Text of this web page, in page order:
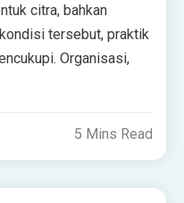
citra, bahkan
tersebut, praktik
Organisasi,
5 Mins Read